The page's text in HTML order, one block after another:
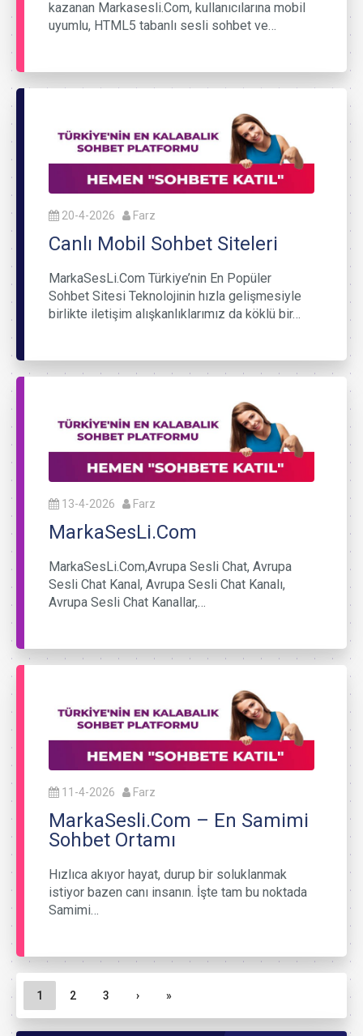
kazanan Markasesli.Com, kullanıcılarına mobil
uyumlu, HTML5 tabanlı sesli sohbet ve…
20-4-2026 Farz
Canlı Mobil Sohbet Siteleri
MarkaSesLi.Com Türkiye’nin En Popüler
Sohbet Sitesi Teknolojinin hızla gelişmesiyle
birlikte iletişim alışkanlıklarımız da köklü bir…
13-4-2026 Farz
MarkaSesLi.Com
MarkaSesLi.Com,Avrupa Sesli Chat, Avrupa
Sesli Chat Kanal, Avrupa Sesli Chat Kanalı,
Avrupa Sesli Chat Kanallar,…
11-4-2026 Farz
MarkaSesli.Com – En Samimi
Sohbet Ortamı
Hızlıca akıyor hayat, durup bir soluklanmak
istiyor bazen canı insanın. İşte tam bu noktada
Samimi…
Sayfa gezinme
Geçerli Sayfa
1 Sayfa
2 Sayfa
3 › »